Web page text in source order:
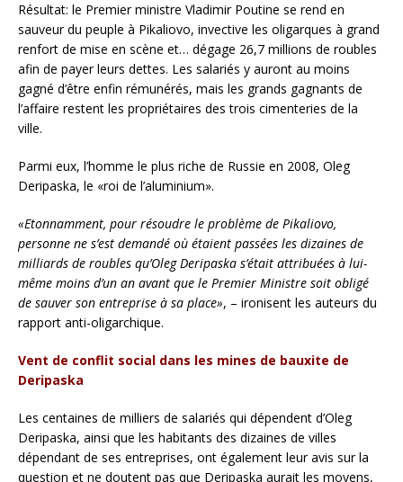
Résultat: le Premier ministre Vladimir Poutine se rend en
sauveur du peuple à Pikaliovo, invective les oligarques à grand
renfort de mise en scène et… dégage 26,7 millions de roubles
afin de payer leurs dettes. Les salariés y auront au moins
gagné d’être enfin rémunérés, mais les grands gagnants de
l’affaire restent les propriétaires des trois cimenteries de la
ville.
Parmi eux, l’homme le plus riche de Russie en 2008, Oleg
Deripaska, le «roi de l’aluminium».
«Etonnamment, pour résoudre le problème de Pikaliovo,
personne ne s’est demandé où étaient passées les dizaines de
milliards de roubles qu’Oleg Deripaska s’était attribuées à lui-
même moins d’un an avant que le Premier Ministre soit obligé
de sauver son entreprise à sa place», – ironisent les auteurs du
rapport anti-oligarchique.
Vent de conflit social dans les mines de bauxite de
Deripaska
Les centaines de milliers de salariés qui dépendent d’Oleg
Deripaska, ainsi que les habitants des dizaines de villes
dépendant de ses entreprises, ont également leur avis sur la
question et ne doutent pas que Deripaska aurait les moyens,